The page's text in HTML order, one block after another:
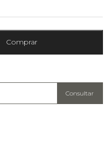
Comprar
Consultar